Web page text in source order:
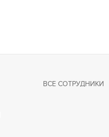
ВСЕ СОТРУДНИКИ